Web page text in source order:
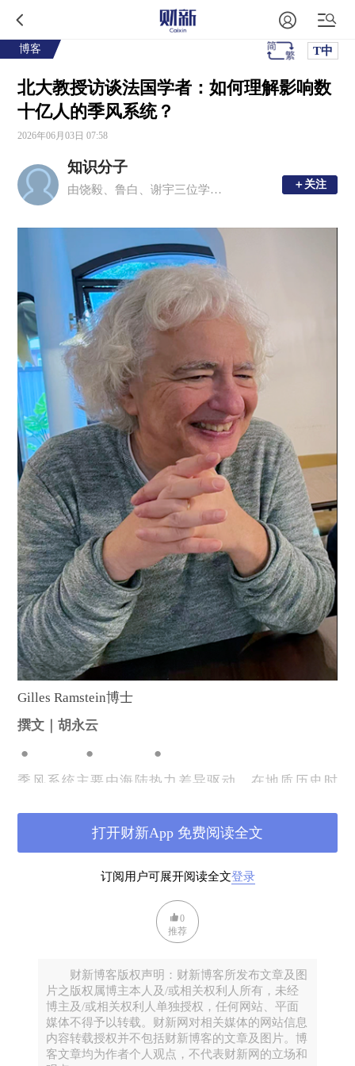
博客 T中
北大教授访谈法国学者：如何理解影响数
十亿人的季风系统？
2026年06月03日 07:58
知识分子
由饶毅、鲁白、谢宇三位学者创办的移动新媒体平台，现任主编为周忠和、毛淑德、夏志宏。 ＋关注
＋关注
Gilles Ramstein博士
撰文｜胡永云‍
● ● ●
季风系统主要由海陆热力差异驱动。在地质历史时
陆分布的变化如何影响季风系统？这一问题不仅是理
解季风系统演化的关键，也是理解地球系统演化的核
Review，NSR）编委、北京大学胡永云教授代表NSR
采访了法国气候与环境科学实验室（LSCE）研究主
博士。本次访谈从现代季风出发，延伸至古季风与未
来季风。Ramstein博士回顾了自己在季风与古气候领
域的主要贡献和研究经验，也提到了中国学者在这个
领域的贡献，并为青年科学家提出了宝贵建议与殷切
订阅用户可展开阅读全文登录
打开财新App 免费阅读全文
0
推荐
财新博客版权声明：财新博客所发布文章及图
片之版权属博主本人及/或相关权利人所有，未经
博主及/或相关权利人单独授权，任何网站、平面
媒体不得予以转载。财新网对相关媒体的网站信息
内容转载授权并不包括财新博客的文章及图片。博
客文章均为作者个人观点，不代表财新网的立场和